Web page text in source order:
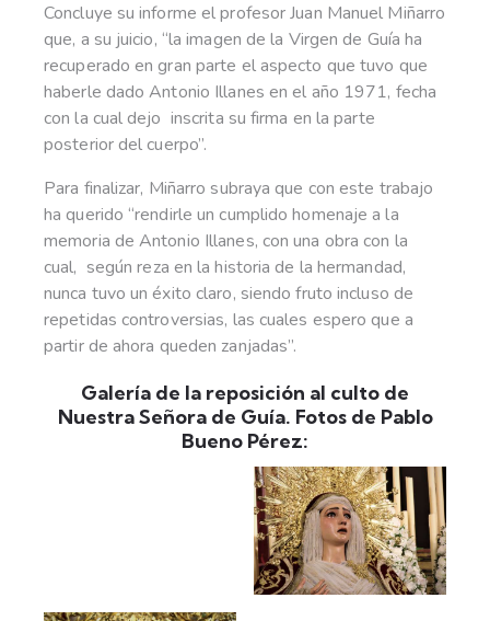
Concluye su informe el profesor Juan Manuel Miñarro
que, a su juicio, “la imagen de la Virgen de Guía ha
recuperado en gran parte el aspecto que tuvo que
haberle dado Antonio Illanes en el año 1971, fecha
con la cual dejo inscrita su firma en la parte
posterior del cuerpo”.
Para finalizar, Miñarro subraya que con este trabajo
ha querido “rendirle un cumplido homenaje a la
memoria de Antonio Illanes, con una obra con la
cual, según reza en la historia de la hermandad,
nunca tuvo un éxito claro, siendo fruto incluso de
repetidas controversias, las cuales espero que a
partir de ahora queden zanjadas”.
Galería de la reposición al culto de
Nuestra Señora de Guía. Fotos de Pablo
Bueno Pérez: